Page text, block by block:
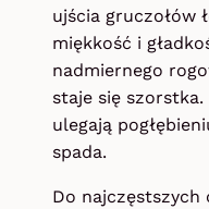
ujścia gruczołów
miękkość i
nadmiernego
staje się
ulegają
spada.
Do najczęstszych